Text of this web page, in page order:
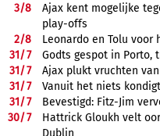
3/8
Ajax kent mogelijke
play-offs
2/8
Leonardo en Tolu
31/7
Godts gespot in Porto,
31/7
Ajax plukt vruchten
31/7
Vanuit het niets
31/7
Bevestigd: Fitz-Jim
30/7
Hattrick Gloukh velt
Dublin